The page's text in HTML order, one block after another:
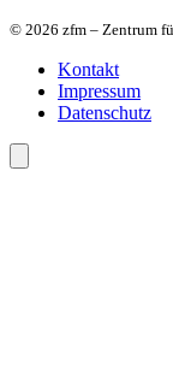
© 2026 zfm – Zentrum
Kontakt
Impressum
Datenschutz